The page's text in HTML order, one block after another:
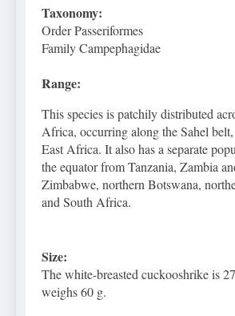
Taxonomy:
Order Passeriformes
Family Campephagidae
Range:
This species is patchily distributed
Africa, occurring along the Sahel
East Africa. It also has a separate
the equator from Tanzania, Zambia
Zimbabwe, northern Botswana,
and South Africa.
Size:
The white-breasted cuckooshrike is
weighs 60 g.